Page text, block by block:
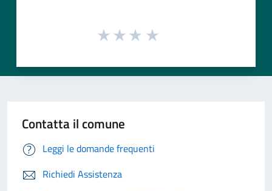
Contatta il comune
Leggi le domande frequenti
Richiedi Assistenza